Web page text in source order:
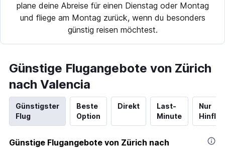
plane deine Abreise für einen Dienstag oder Montag
und fliege am Montag zurück, wenn du besonders
günstig reisen möchtest.
Günstige Flugangebote von Zürich
nach Valencia
Günstigster
Flug
Beste
Option
Direkt
Last-
Minute
Nur
Hinflug
Günstige Flugangebote von Zürich nach